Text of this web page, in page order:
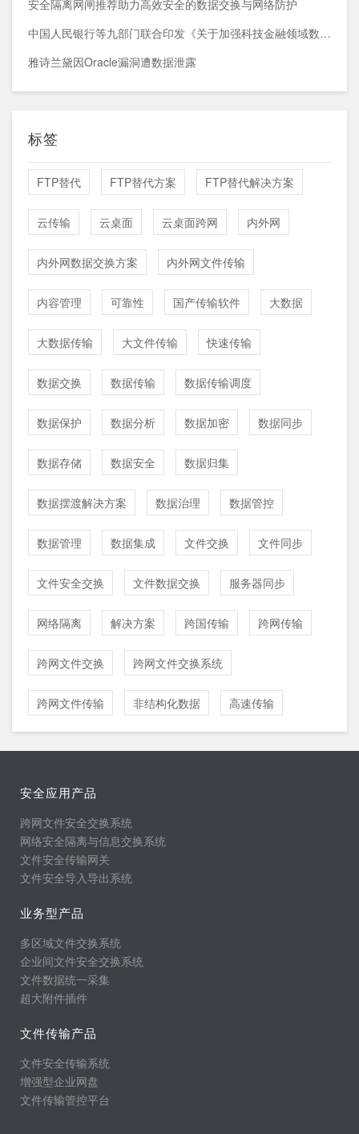
安全隔离网闸推荐助力高效安全的数据交换与网络防护
中国人民银行等九部门联合印发《关于加强科技金融领域数据开发利用的通知》
雅诗兰黛因Oracle漏洞遭数据泄露
标签
FTP替代 FTP替代方案 FTP替代解决方案
云传输 云桌面 云桌面跨网 内外网
内外网数据交换方案 内外网文件传输
内容管理 可靠性 国产传输软件 大数据
大数据传输 大文件传输 快速传输
数据交换 数据传输 数据传输调度
数据保护 数据分析 数据加密 数据同步
数据存储 数据安全 数据归集
数据摆渡解决方案 数据治理 数据管控
数据管理 数据集成 文件交换 文件同步
文件安全交换 文件数据交换 服务器同步
网络隔离 解决方案 跨国传输 跨网传输
跨网文件交换 跨网文件交换系统
跨网文件传输 非结构化数据 高速传输
安全应用产品
跨网文件安全交换系统
网络安全隔离与信息交换系统
文件安全传输网关
文件安全导入导出系统
业务型产品
多区域文件交换系统
企业间文件安全交换系统
文件数据统一采集
超大附件插件
文件传输产品
文件安全传输系统
增强型企业网盘
文件传输管控平台